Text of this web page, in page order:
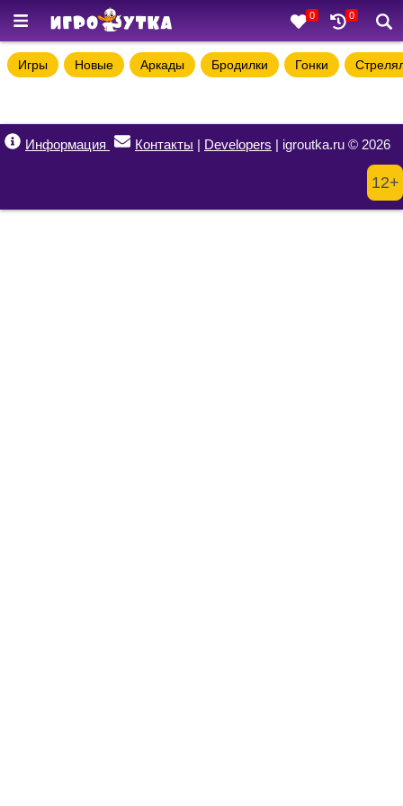
0 0
Игры Новые Аркады Бродилки Гонки
Информация Контакты | Developers | igroutka.ru © 2026
12+